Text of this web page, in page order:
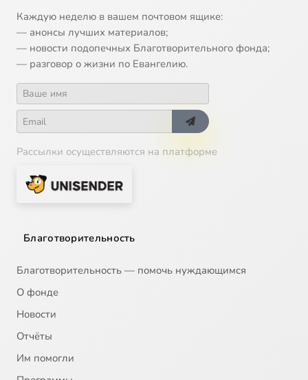
Каждую неделю в вашем почтовом ящике:
— анонсы лучших материалов;
— новости подопечных Благотворительного фонда;
— разговор о жизни по Евангелию.
Рассылки осуществляются на платформе
Благотворительность
Благотворительность — помочь нуждающимся
О фонде
Новости
Отчёты
Им помогли